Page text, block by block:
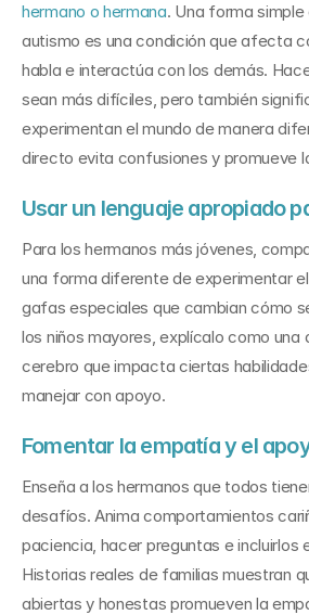
hermano o hermana. Una forma simple
autismo es una condición que afecta
habla e interactúa con los demás.
sean más difíciles, pero también
experimentan el mundo de manera
directo evita confusiones y promueve
Usar un lenguaje apropiado
Para los hermanos más jóvenes,
una forma diferente de experimentar
gafas especiales que cambian cómo
los niños mayores, explícalo como una
cerebro que impacta ciertas
manejar con apoyo.
Fomentar la empatía y el
Enseña a los hermanos que todos
desafíos. Anima comportamientos
paciencia, hacer preguntas e incluirlos
Historias reales de familias muestran
abiertas y honestas promueven la